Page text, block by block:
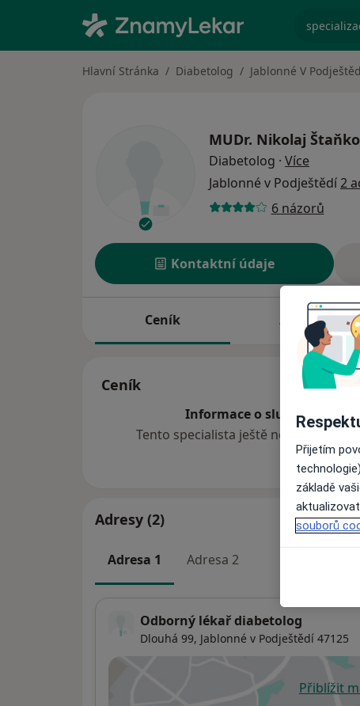
Hlavní Stránka Diabetolog Jablonné V
MUDr. Nikolaj Štaňko
Diabetolog · Více
Jablonné v Podještědí2
6 názorů
Kontaktní údaje
Ceník Adresy
Ceník
Informace o službách a
Tento specialista ještě nepřidával
Adresy (2)
Adresa 1 Adresa 2
Odborný lékař diabetolog
Dlouhá 99, Jablonné v Podještědí 47125
Přiblížitse
Přijetím
základě
souborů